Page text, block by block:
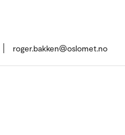
roger.bakken@oslomet.no